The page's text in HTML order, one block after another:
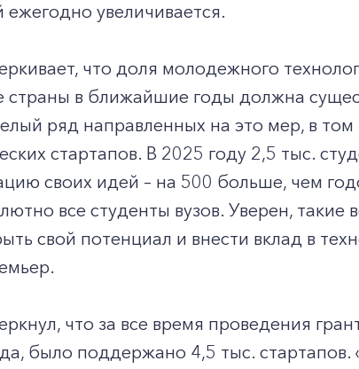
ежегодно увеличивается.
что доля молодежного
страны в ближайшие годы должна
ряд направленных на это мер, в
стартапов. В 2025 году 2,5 тыс.
своих идей – на 500 больше, чем
все студенты вузов. Уверен, такие
свой потенциал и внести вклад в
что за все время проведения
было поддержано 4,5 тыс. стартапов.